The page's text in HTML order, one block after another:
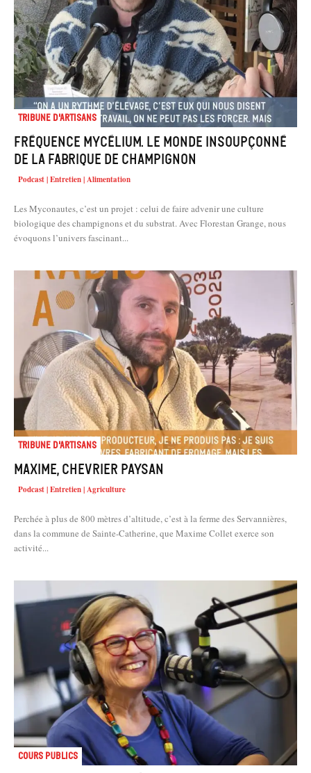
Tribune d'artisans
Fréquence Mycélium. Le monde insoupçonné
de la fabrique de champignon
Podcast | Entretien | Alimentation
Les Myconautes, c’est un projet : celui de faire advenir une culture
biologique des champignons et du substrat. Avec Florestan Grange, nous
évoquons l’univers fascinant...
Tribune d'artisans
Maxime, chevrier paysan
Podcast | Entretien | Agriculture
Perchée à plus de 800 mètres d’altitude, c’est à la ferme des Servannières,
dans la commune de Sainte-Catherine, que Maxime Collet exerce son
activité...
Cours Publics